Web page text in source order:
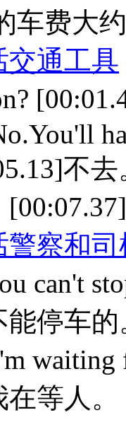
车费大
交通工具
不
警察和司
can't
能停车
等人。